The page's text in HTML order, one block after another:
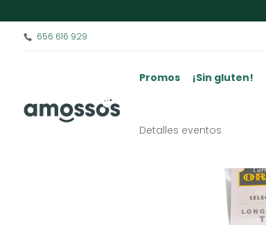
656 616 929
Promos ¡Sin gluten!
Detalles eventos